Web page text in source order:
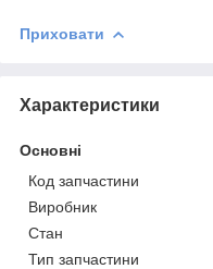
Приховати
Характеристики
Основні
Код запчастини
Виробник
Стан
Тип запчастини